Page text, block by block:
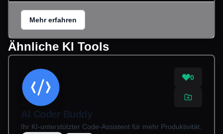
Mehr erfahren
Ähnliche KI Tools
0
AI Coder Buddy
Ihr KI-unterstützter Code-Assistent für mehr Produktivität.